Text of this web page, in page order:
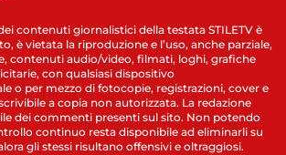
contenuti giornalistici della testata STILETV è
è vietata la riproduzione e l’uso, anche parziale,
contenuti audio/video, filmati, loghi, grafiche
con qualsiasi dispositivo
o per mezzo di fotocopie, registrazioni, cover e
a copia non autorizzata. La redazione
dei commenti presenti sul sito. Non potendo
continuo resta disponibile ad eliminarli su
gli stessi risultano offensivi e oltraggiosi.